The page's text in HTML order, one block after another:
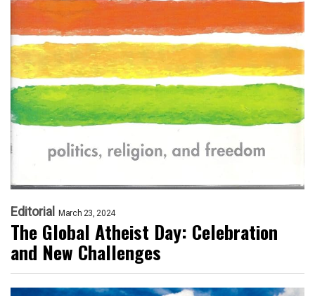
Editorial March 23, 2024
The Global Atheist Day: Celebration
and New Challenges